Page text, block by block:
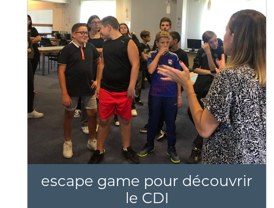
escape game pour découvrir
le CDI